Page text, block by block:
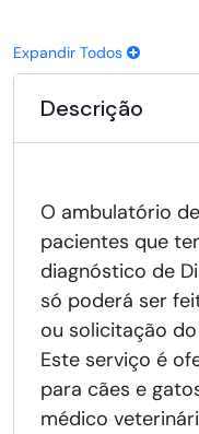
Expandir Todos
Descrição
O ambulatório
pacientes que
diagnóstico de
só poderá ser
ou solicitação
Este serviço é
para cães e
médico